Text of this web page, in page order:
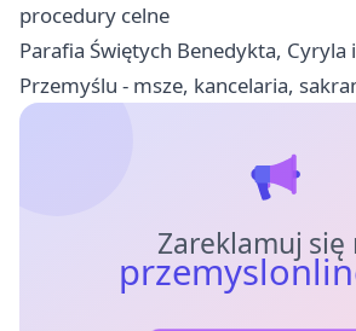
procedury celne
Parafia Świętych Benedykta, Cyryla
Przemyślu - msze, kancelaria,
Zareklamuj się